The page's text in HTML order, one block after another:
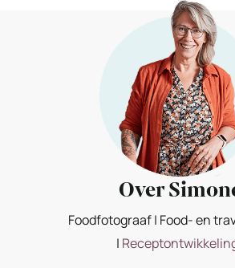
Over
Foodfotograaf | Food- en
|